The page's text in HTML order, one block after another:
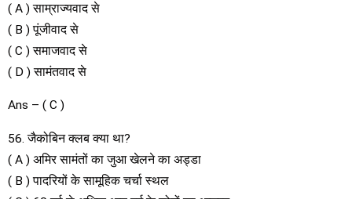
( A ) साम्राज्यवाद से
( B ) पूंजीवाद से
( C ) समाजवाद से
( D ) सामंतवाद से
Ans – ( C )
56. जैकोबिन क्लब क्या था?
( A ) अमिर सामंतों का जुआ खेलने का अड्डा
( B ) पादरियों के सामूहिक चर्चा स्थल